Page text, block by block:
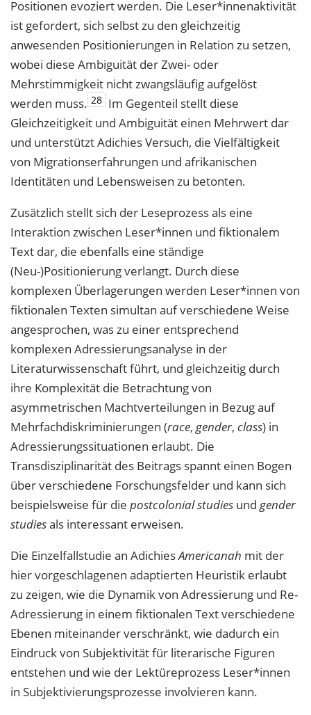
Positionen evoziert werden. Die Leser*innenaktivität
ist gefordert, sich selbst zu den gleichzeitig
anwesenden Positionierungen in Relation zu setzen,
wobei diese Ambiguität der Zwei- oder
Mehrstimmigkeit nicht zwangsläufig aufgelöst
werden muss. 28 Im Gegenteil stellt diese
Gleichzeitigkeit und Ambiguität einen Mehrwert dar
und unterstützt Adichies Versuch, die Vielfältigkeit
von Migrationserfahrungen und afrikanischen
Identitäten und Lebensweisen zu betonten.
Zusätzlich stellt sich der Leseprozess als eine
Interaktion zwischen Leser*innen und fiktionalem
Text dar, die ebenfalls eine ständige
(Neu-)Positionierung verlangt. Durch diese
komplexen Überlagerungen werden Leser*innen von
fiktionalen Texten simultan auf verschiedene Weise
angesprochen, was zu einer entsprechend
komplexen Adressierungsanalyse in der
Literaturwissenschaft führt, und gleichzeitig durch
ihre Komplexität die Betrachtung von
asymmetrischen Machtverteilungen in Bezug auf
Mehrfachdiskriminierungen (race, gender, class) in
Adressierungssituationen erlaubt. Die
Transdisziplinarität des Beitrags spannt einen Bogen
über verschiedene Forschungsfelder und kann sich
beispielsweise für die postcolonial studies und gender
studiesals interessant erweisen.
Die Einzelfallstudie an AdichiesAmericanah mit der
hier vorgeschlagenen adaptierten Heuristik erlaubt
zu zeigen, wie die Dynamik von Adressierung und Re-
Adressierung in einem fiktionalen Text verschiedene
Ebenen miteinander verschränkt, wie dadurch ein
Eindruck von Subjektivität für literarische Figuren
entstehen und wie der Lektüreprozess Leser*innen
in Subjektivierungsprozesse involvieren kann.